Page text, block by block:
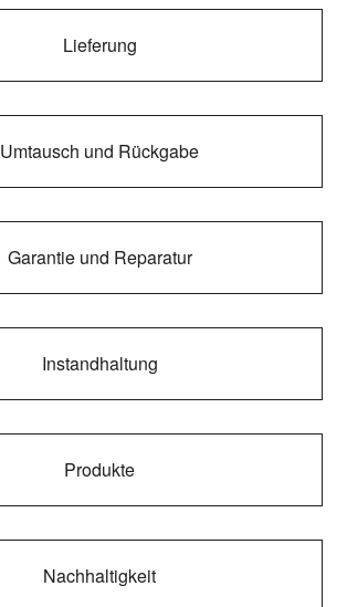
Lieferung
Umtausch und Rückgabe
Garantie und Reparatur
Instandhaltung
Produkte
Nachhaltigkeit